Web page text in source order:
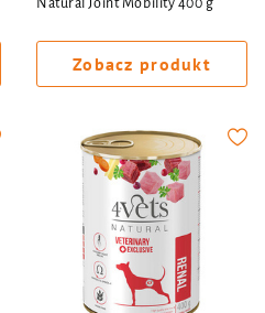
Natural Joint Mobility 400 g
Zobacz produkt